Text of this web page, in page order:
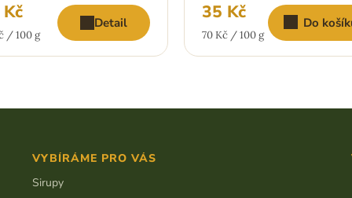
/ 100 g
Detail 35 Kč
Měrná
70 Kč / 100 g
Do
VYBÍRÁME PRO VÁS
Sirupy